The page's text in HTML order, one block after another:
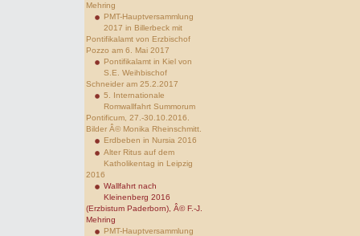
Mehring
PMT-Hauptversammlung
2017 in Billerbeck mit
Pontifikalamt von Erzbischof
Pozzo am 6. Mai 2017
Pontifikalamt in Kiel von
S.E. Weihbischof
Schneider am 25.2.2017
5. Internationale
Romwallfahrt Summorum
Pontificum, 27.-30.10.2016.
Bilder Â© Monika Rheinschmitt.
Erdbeben in Nursia 2016
Alter Ritus auf dem
Katholikentag in Leipzig
2016
Wallfahrt nach
Kleinenberg 2016
(Erzbistum Paderborn), Â© F.-J.
Mehring
PMT-Hauptversammlung